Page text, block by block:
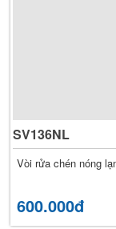
SV136NL
Vòi rửa chén nóng
600.000đ